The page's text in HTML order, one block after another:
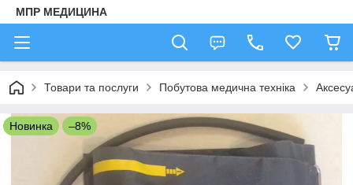
МПР МЕДИЦИНА
Товари та послуги Побутова медична техніка
Новинка –8%